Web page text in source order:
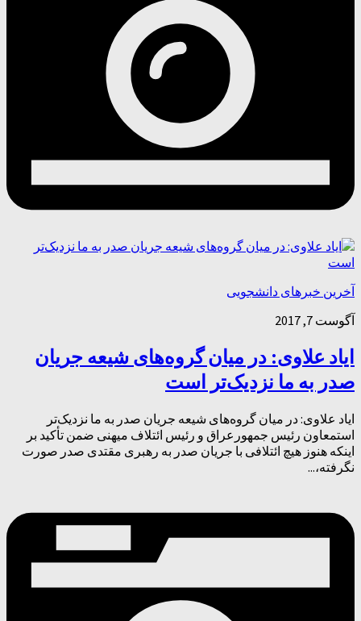
آخرین خبرهای دانشجویی
آگوست 7, 2017
ایاد علاوی: در میان گروه‌های شیعه جریان
صدر به ما نزدیک‌تر است
ایاد علاوی: در میان گروه‌های شیعه جریان صدر به ما نزدیک‌تر
استمعاون رئیس جمهورعراق و رئیس ائتلاف میهنی ضمن تأکید بر
اینکه هنوز هیچ ائتلافی با جریان صدر به رهبری مقتدی صدر صورت
نگرفته،...